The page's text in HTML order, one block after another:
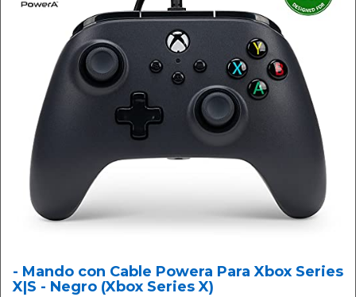
- Mando con Cable Powera Para Xbox Series
X|S - Negro (Xbox Series X)